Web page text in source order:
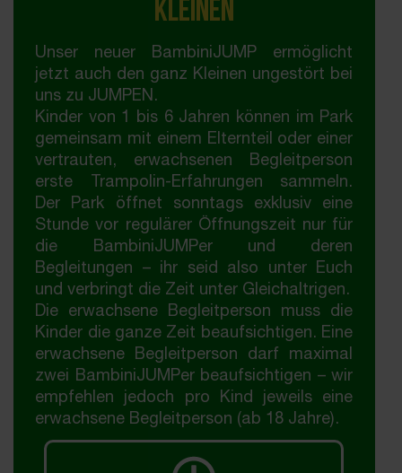
Trampolinpark.Kleinen
Unser neuer BambiniJUMP ermöglicht
jetzt auch den ganz Kleinen ungestört bei
uns zu JUMPEN.
Kinder von 1 bis 6 Jahren können im Park
gemeinsam mit einem Elternteil oder einer
vertrauten, erwachsenen Begleitperson
erste Trampolin-Erfahrungen sammeln.
Der Park öffnet sonntags exklusiv eine
Stunde vor regulärer Öffnungszeit nur für
die BambiniJUMPer und deren
Begleitungen – ihr seid also unter Euch
und verbringt die Zeit unter Gleichaltrigen.
Die erwachsene Begleitperson muss die
Kinder die ganze Zeit beaufsichtigen. Eine
erwachsene Begleitperson darf maximal
zwei BambiniJUMPer beaufsichtigen – wir
empfehlen jedoch pro Kind jeweils eine
erwachsene Begleitperson (ab 18 Jahre).